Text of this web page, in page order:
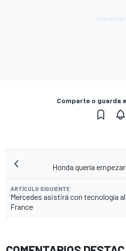
Comparte o guarda
Honda quería
ARTÍCULO SIGUIENTE
Mercedes asistirá con tecnología
France